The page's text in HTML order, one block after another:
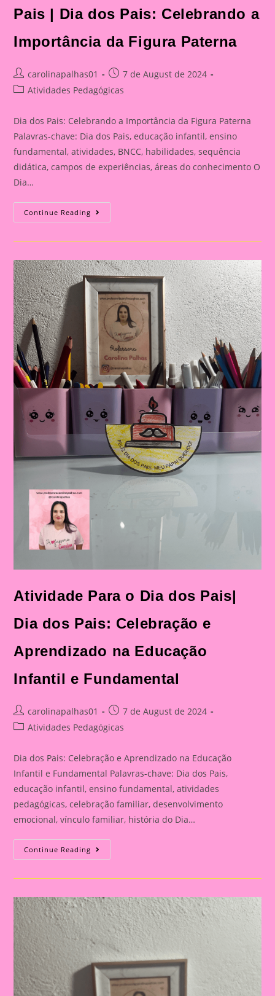
Pais | Dia dos Pais: Celebrando a
Importância da Figura Paterna
Post
author:
carolinapalhas01
Post
published:
7 de August de 2024
PostAtividades Pedagógicas
Dia dos Pais: Celebrando a Importância da Figura Paterna
Palavras-chave: Dia dos Pais, educação infantil, ensino
fundamental, atividades, BNCC, habilidades, sequência
didática, campos de experiências, áreas do conhecimento O
Dia…
Continue Reading Cartão
Lembrança
O
Pais
|
Dia
Dos
Pais:
Celebrando
Importância
Da
Figura
Paterna
Atividade Para o Dia dos Pais|
Dia dos Pais: Celebração e
Aprendizado na Educação
Infantil e Fundamental
Post
author:
carolinapalhas01
Post
published:
7 de August de 2024
PostAtividades Pedagógicas
Dia dos Pais: Celebração e Aprendizado na Educação
Infantil e Fundamental Palavras-chave: Dia dos Pais,
educação infantil, ensino fundamental, atividades
pedagógicas, celebração familiar, desenvolvimento
emocional, vínculo familiar, história do Dia…
Continue Reading Atividade
Para
Dia
Dia
Dos
Pais:
Celebração
E
Aprendizado
Na
Educação
Infantil
E
Fundamental